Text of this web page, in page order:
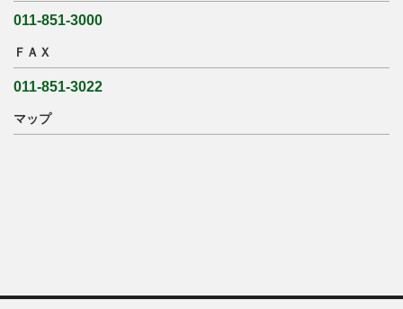
011-851-3000
ＦＡＸ
011-851-3022
マップ